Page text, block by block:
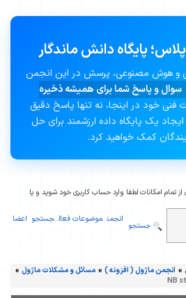
پایگاه دانش ماندگار
و هوش مصنوعی، پرسش در این انجمن
سوال و پاسخ شما برای همیشه ذخیره
فنی خود در اینجا، نه تنها پاسخ دقیق
یک پایگاه داده ارزشمند برای حل
کمک خواهید کرد.
تمام امکانات لطفا وارد حساب کاربری خود شوید و یا
انجمن موضوعات فعال جستجو اعضا
جستجو
» انجمن ماژول ( افزونه ) » مسائل و مشکلات ماژول »